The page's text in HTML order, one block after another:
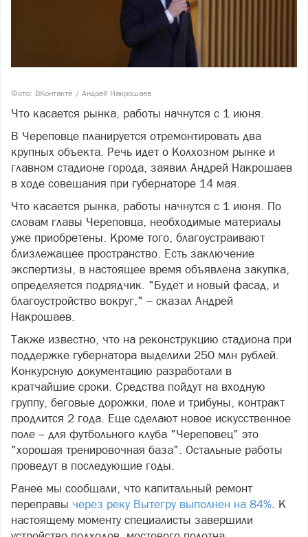
Фото: ВКонтакте / Андрей Накрошаев
Что касается рынка, работы начнутся с 1 июня.
В Череповце планируется отремонтировать два
крупных объекта. Речь идет о Колхозном рынке и
главном стадионе города, заявил Андрей Накрошаев
в ходе совещания при губернаторе 14 мая.
Что касается рынка, работы начнутся с 1 июня. По
словам главы Череповца, необходимые материалы
уже приобретены. Кроме того, благоустраивают
близлежащее пространство. Есть заключение
экспертизы, в настоящее время объявлена закупка,
определяется подрядчик. "Будет и новый фасад, и
благоустройство вокруг," – сказал Андрей
Накрошаев.
Также известно, что на реконструкцию стадиона при
поддержке губернатора выделили 250 млн рублей.
Конкурсную документацию разработали в
кратчайшие сроки. Средства пойдут на входную
группу, беговые дорожки, поле и трибуны, контракт
продлится 2 года. Еще сделают новое искусственное
поле – для футбольного клуба "Череповец" это
"хорошая тренировочная база". Остальные работы
проведут в последующие годы.
Ранее мы сообщали, что капитальный ремонт
переправы через реку Вытегру выполнен на 84%. К
настоящему моменту специалисты завершили